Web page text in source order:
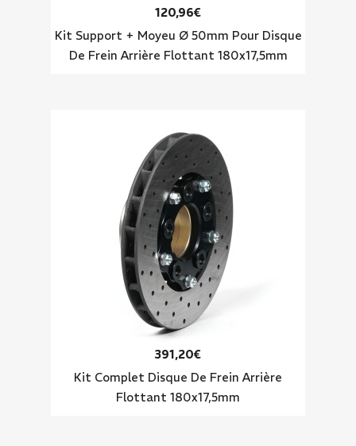
120,96€
Kit Support + Moyeu Ø 50mm Pour Disque
De Frein Arrière Flottant 180x17,5mm
391,20€
Kit Complet Disque De Frein Arrière
Flottant 180x17,5mm